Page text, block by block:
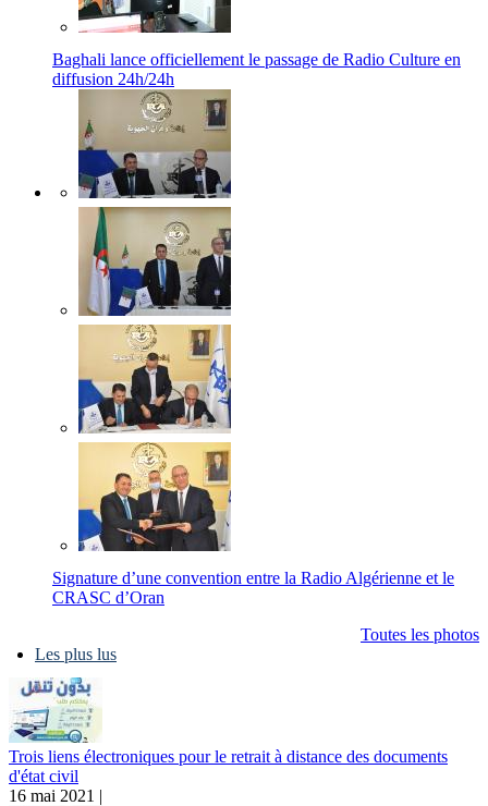
Baghali lance officiellement le passage de Radio Culture en
diffusion 24h/24h
Signature d’une convention entre la Radio Algérienne et le
CRASC d’Oran
Toutes les photos
Les plus lus
Trois liens électroniques pour le retrait à distance des documents
d'état civil
16 mai 2021 |